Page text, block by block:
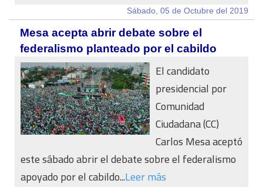
Sábado, 05 de Octubre del 2019
Mesa acepta abrir debate sobre el
federalismo planteado por el cabildo
El candidato
presidencial por
Comunidad
Ciudadana (CC)
Carlos Mesa aceptó
este sábado abrir el debate sobre el federalismo
apoyado por el cabildo...Leer más